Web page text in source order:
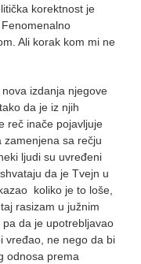
korektnost je
Ali korak kom mi ne
izdanja njegove
da je iz njih
reč inače pojavljuje
zamenjena sa rečju
ljudi su uvređeni
da je Tvejn u
koliko je to loše,
rasizam u južnim
da je upotrebljavao
vređao, ne nego da bi
odnosa prema